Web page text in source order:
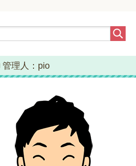
管理人：pio